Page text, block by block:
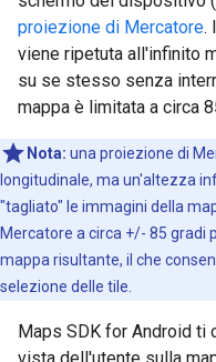
proiezione di Mercatore.
viene ripetuta all'infinito
su se stesso senza
mappa è limitata a circa
Nota: una proiezione di
longitudinale, ma un'altezza
"tagliato" le immagini della
Mercatore a circa +/- 85 gradi
mappa risultante, il che
selezione delle tile.
Maps SDK for Android ti